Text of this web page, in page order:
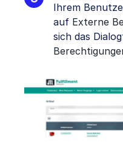
Ihrem
auf Externe
sich das